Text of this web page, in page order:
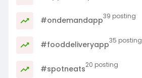
#ondemandapp39 posting
#fooddeliveryapp35 posting
#spotneats20 posting